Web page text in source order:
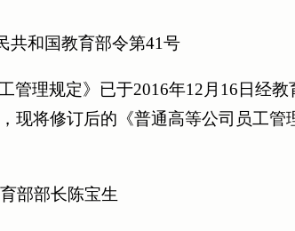
教育部令第41号
管理规定》已于2016年12月16日经教
现将修订后的《普通高等公司员工管
陈宝生